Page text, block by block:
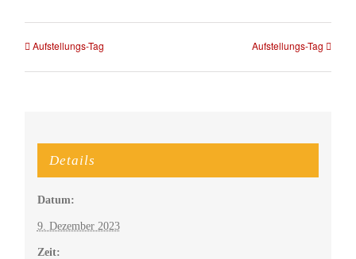
Aufstellungs-Tag Aufstellungs-Tag
Details
Datum:
9. Dezember 2023
Zeit: